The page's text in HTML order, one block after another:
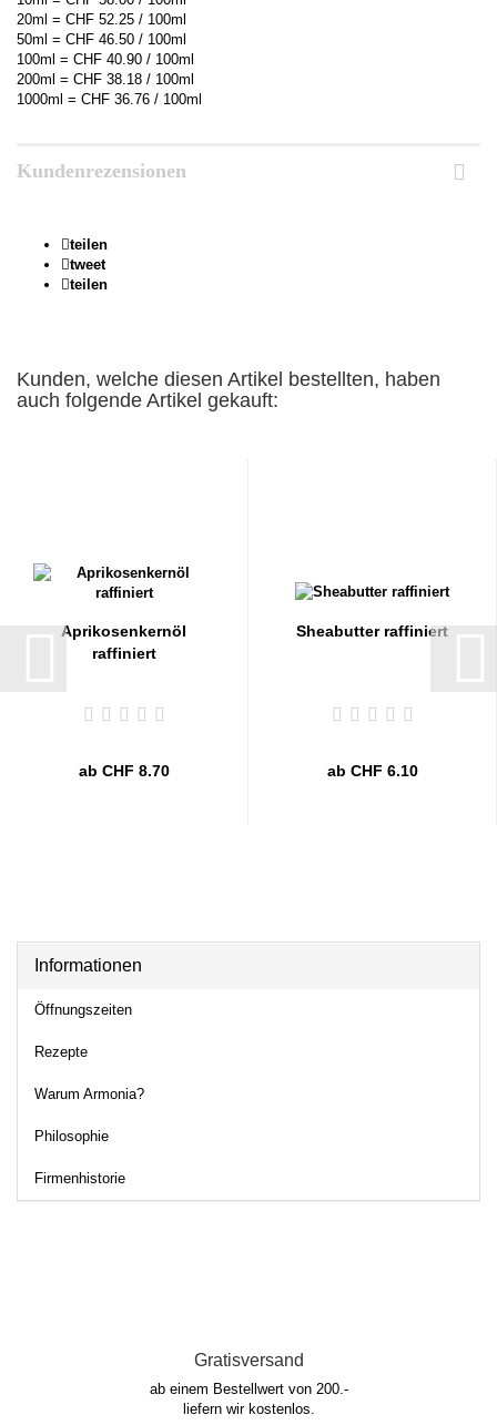
20ml = CHF 52.25 / 100ml
50ml = CHF 46.50 / 100ml
100ml = CHF 40.90 / 100ml
200ml = CHF 38.18 / 100ml
1000ml = CHF 36.76 / 100ml
Kundenrezensionen
teilen
tweet
teilen
Kunden, welche diesen Artikel bestellten, haben
auch folgende Artikel gekauft:
Aprikosenkernöl
raffiniert
ab CHF 8.70
Sheabutter raffiniert
ab CHF 6.10
Informationen
Öffnungszeiten
Rezepte
Warum Armonia?
Philosophie
Firmenhistorie
Gratisversand
ab einem Bestellwert von 200.-
liefern wir kostenlos.